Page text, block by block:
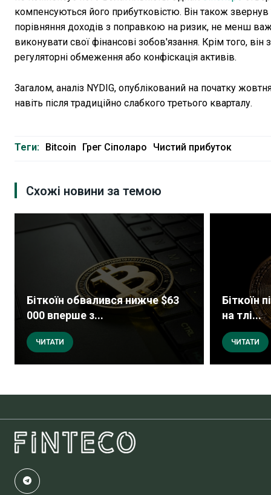
компенсуються його прибутковістю. Він також
порівняння доходів з поправкою на ризик, не менш
виконувати свої фінансові зобов'язання. Крім того,
регуляторні обмеження або конфіскація активів.
Загалом, аналіз NYDIG, опублікований на початку
навіть після традиційно слабкого третього кварталу.
Теги: Bitcoin Грег Сіполаро Чистий прибуток
Схожі новини за темою
Біткоїн обвалився нижче $63
000 вперше з...
ЧИТАТИ
Біткоїн
на тлі...
ЧИТАТИ